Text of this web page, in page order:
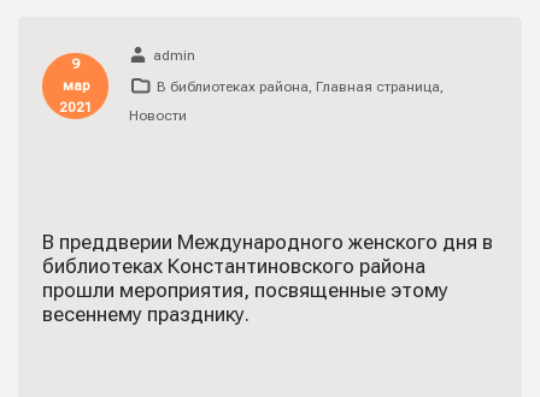
9
мар
2021
admin
В библиотеках района, Главная страница,
Новости
В преддверии Международного женского дня в
библиотеках Константиновского района
прошли мероприятия, посвященные этому
весеннему празднику.